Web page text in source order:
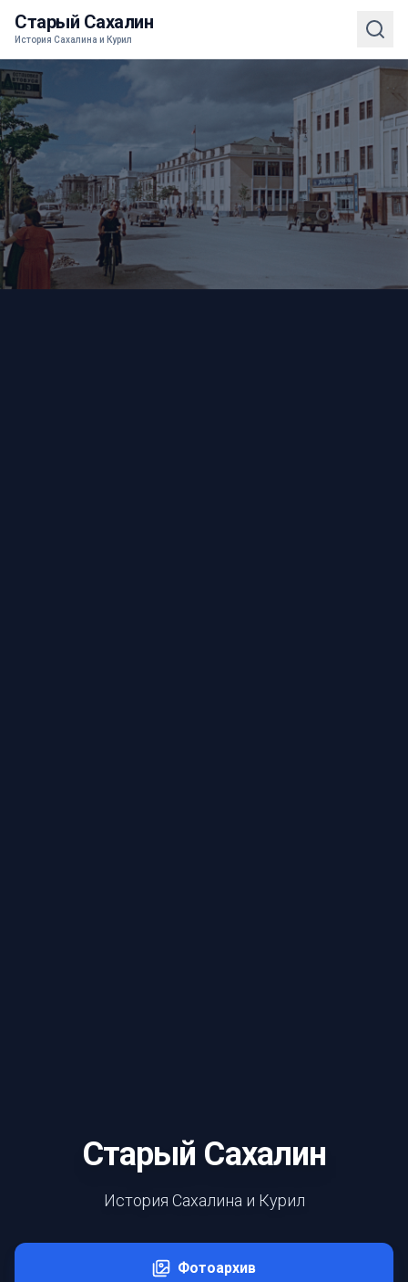
Старый Сахалин
История Сахалина и Курил
Старый Сахалин
История Сахалина и Курил
Фотоархив